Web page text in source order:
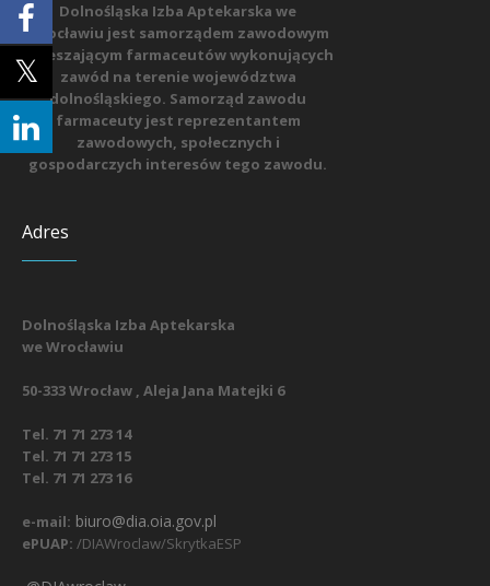
Dolnośląska Izba Aptekarska we
Wrocławiu jest samorządem zawodowym
zrzeszającym farmaceutów wykonujących
zawód na terenie województwa
dolnośląskiego. Samorząd zawodu
farmaceuty jest reprezentantem
zawodowych, społecznych i
gospodarczych interesów tego zawodu.
Adres
Dolnośląska Izba Aptekarska
we Wrocławiu
50-333 Wrocław , Aleja Jana Matejki 6
Tel. 71 71 273 14
Tel. 71 71 273 15
Tel. 71 71 273 16
e-mail: biuro@dia.oia.gov.pl
ePUAP: /DIAWroclaw/SkrytkaESP